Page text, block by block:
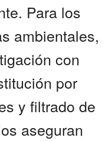
Para los
ambientales,
con
por
y filtrado de
aseguran